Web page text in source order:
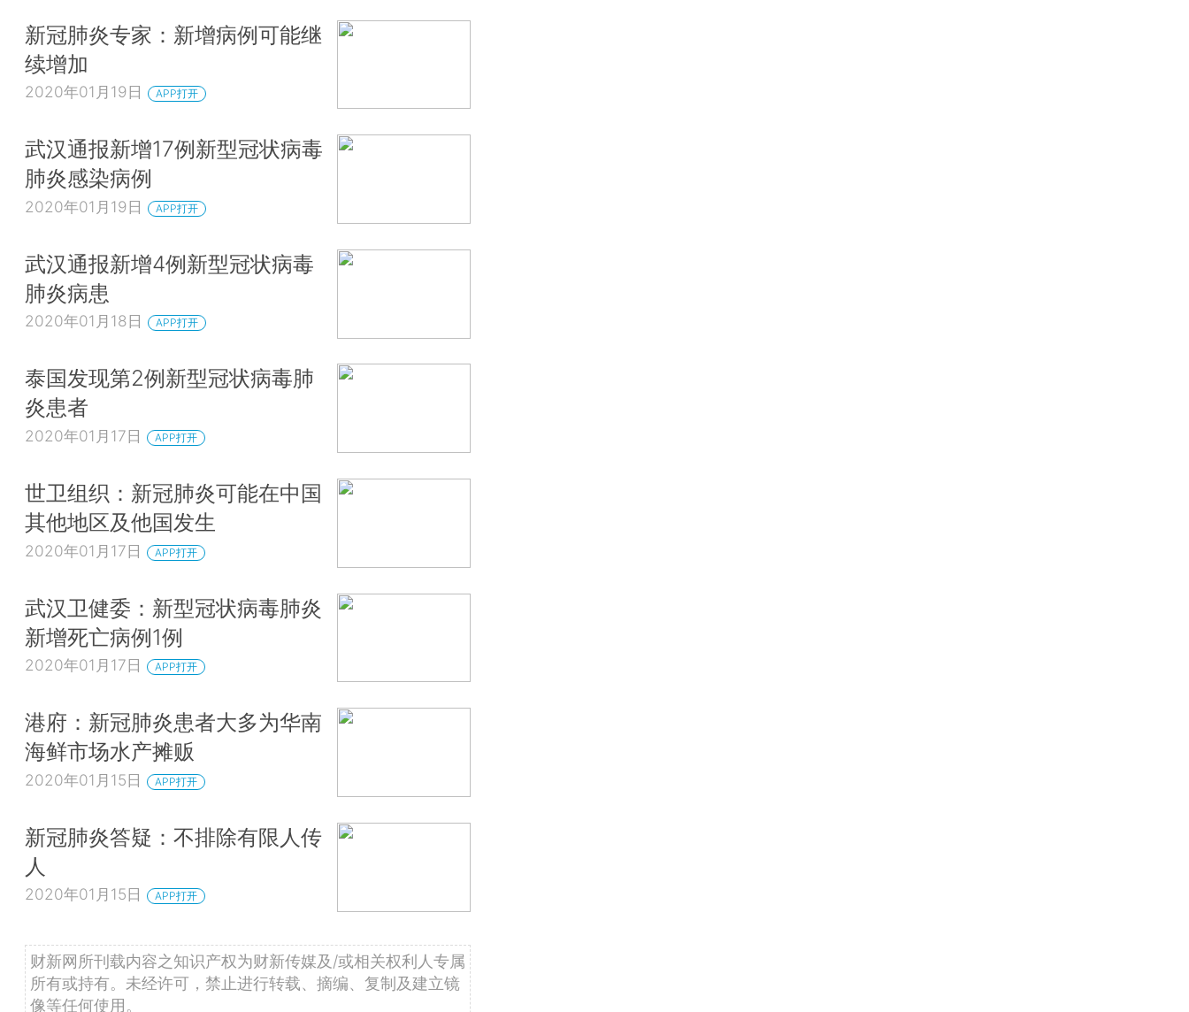
新冠肺炎专家：新增病例可能继
续增加
2020年01月19日 APP打开
武汉通报新增17例新型冠状病毒
肺炎感染病例
2020年01月19日 APP打开
武汉通报新增4例新型冠状病毒
肺炎病患
2020年01月18日 APP打开
泰国发现第2例新型冠状病毒肺
炎患者
2020年01月17日 APP打开
世卫组织：新冠肺炎可能在中国
其他地区及他国发生
2020年01月17日 APP打开
武汉卫健委：新型冠状病毒肺炎
新增死亡病例1例
2020年01月17日 APP打开
港府：新冠肺炎患者大多为华南
海鲜市场水产摊贩
2020年01月15日 APP打开
新冠肺炎答疑：不排除有限人传
人
2020年01月15日 APP打开
财新网所刊载内容之知识产权为财新传媒及/或相关权利人专属
所有或持有。未经许可，禁止进行转载、摘编、复制及建立镜
像等任何使用。